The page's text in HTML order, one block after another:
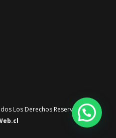
Los Derechos Reservados –